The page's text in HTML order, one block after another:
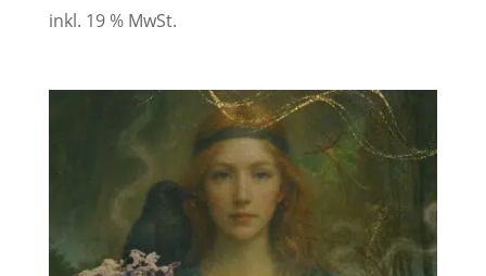
inkl. 19 % MwSt.